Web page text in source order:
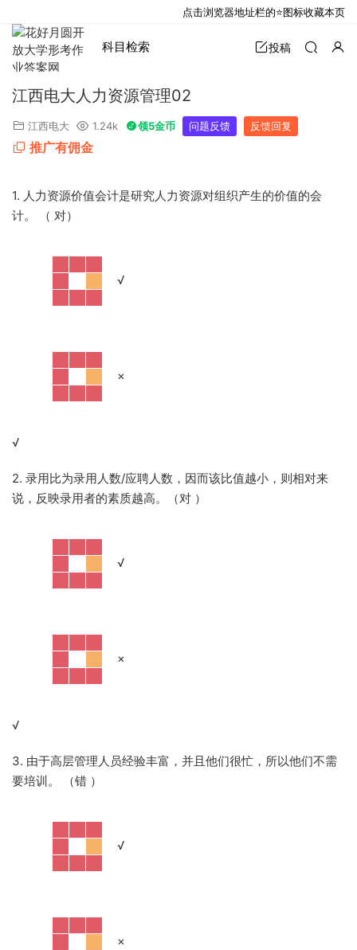
科目检索 投稿
江西电大人力资源管理02
江西电大 1.24k 领5金币 问题反馈 反馈回复
推广有佣金
1. 人力资源价值会计是研究人力资源对组织产生的价值的会
计。 （ 对）
√
×
√
2. 录用比为录用人数/应聘人数，因而该比值越小，则相对来
说，反映录用者的素质越高。（对 ）
√
×
√
3. 由于高层管理人员经验丰富，并且他们很忙，所以他们不需
要培训。 （错 ）
√
×
点击浏览器地址栏的⭐图标收藏本页